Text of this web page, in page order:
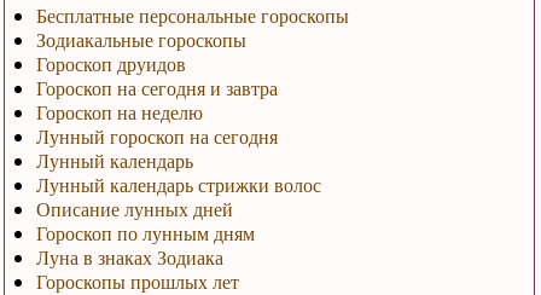
Бесплатные персональные гороскопы
Зодиакальные гороскопы
Гороскоп друидов
Гороскоп на сегодня и завтра
Гороскоп на неделю
Лунный гороскоп на сегодня
Лунный календарь
Лунный календарь стрижки волос
Описание лунных дней
Гороскоп по лунным дням
Луна в знаках Зодиака
Гороскопы прошлых лет